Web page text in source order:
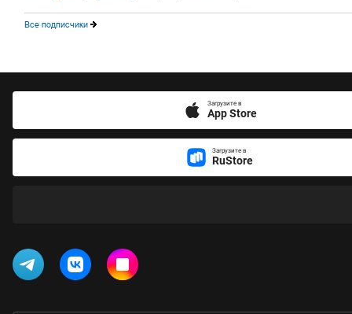
Все подписчики
Загрузите в
App Store
Загрузите в
RuStore